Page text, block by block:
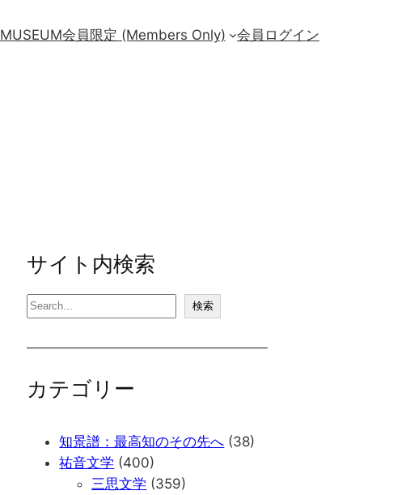
MUSEUM会員限定 (Members Only) 会員ログイン
サイト内検索
検
検索
カテゴリー
知景譜：最高知のその先へ (38)
祐音文学 (400)
三思文学 (359)